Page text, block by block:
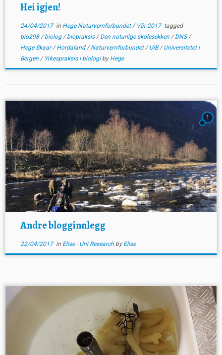
Hei igjen!
24/04/2017in Hege-Naturvernforbundet/ Vår 2017 tagged
bio298/biolog/biopraksis/Den naturlige skolesekken /DNS/
Hege Skaar/Hordaland/Naturvernforbundet/UiB/Universitetet i
Bergen / Yrkespraksis i biologi by Hege
1
Andre blogginnlegg
22/04/2017in Elise - Uni Research by Elise